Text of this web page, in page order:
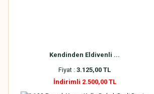
Kendinden Eldivenli ...
Fiyat : 3.125,00 TL
İndirimli 2.500,00 TL